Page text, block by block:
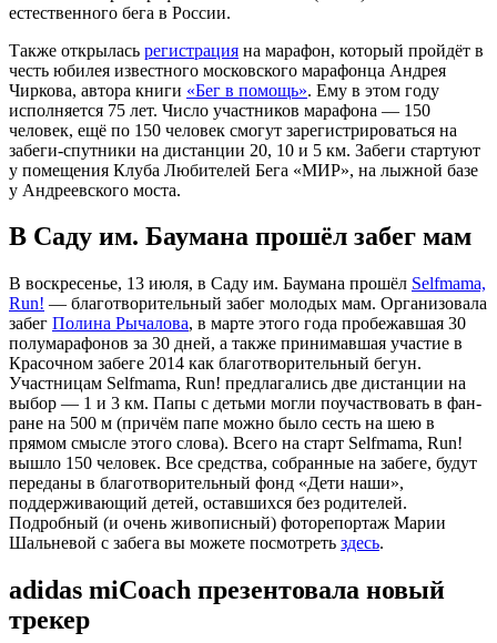
естественного бега в России.
Также открылась регистрация на марафон, который пройдёт в
честь юбилея известного московского марафонца Андрея
Чиркова, автора книги «Бег в помощь». Ему в этом году
исполняется 75 лет. Число участников марафона — 150
человек, ещё по 150 человек смогут зарегистрироваться на
забеги-спутники на дистанции 20, 10 и 5 км. Забеги стартуют
у помещения Клуба Любителей Бега «МИР», на лыжной базе
у Андреевского моста.
В Саду им. Баумана прошёл забег мам
В воскресенье, 13 июля, в Саду им. Баумана прошёл Selfmama,
Run! — благотворительный забег молодых мам. Организовала
забег Полина Рычалова, в марте этого года пробежавшая 30
полумарафонов за 30 дней, а также принимавшая участие в
Красочном забеге 2014 как благотворительный бегун.
Участницам Selfmama, Run! предлагались две дистанции на
выбор — 1 и 3 км. Папы с детьми могли поучаствовать в фан-
ране на 500 м (причём папе можно было сесть на шею в
прямом смысле этого слова). Всего на старт Selfmama, Run!
вышло 150 человек. Все средства, собранные на забеге, будут
переданы в благотворительный фонд «Дети наши»,
поддерживающий детей, оставшихся без родителей.
Подробный (и очень живописный) фоторепортаж Марии
Шальневой с забега вы можете посмотреть здесь.
adidas miCoach презентовала новый
трекер